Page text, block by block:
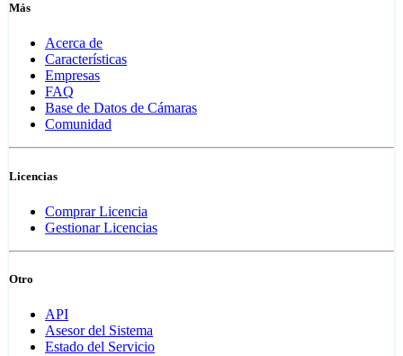
Más
Acerca de
Características
Empresas
FAQ
Base de Datos de Cámaras
Comunidad
Licencias
Comprar Licencia
Gestionar Licencias
Otro
API
Asesor del Sistema
Estado del Servicio